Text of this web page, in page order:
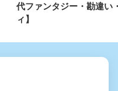
代ファンタジー・勘違い
ィ】